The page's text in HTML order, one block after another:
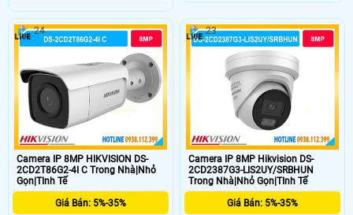
Camera IP 8MP HIKVISION DS-
2CD2T86G2-4I C Trong Nhà|Nhỏ
Gọn|TInh Tế
Giá Bán: 5%-35%
24
Camera IP 8MP Hikvision DS-
2CD2387G3-LIS2UY/SRBHUN
Trong Nhà|Nhỏ Gọn|TInh Tế
Giá Bán: 5%-35%
23